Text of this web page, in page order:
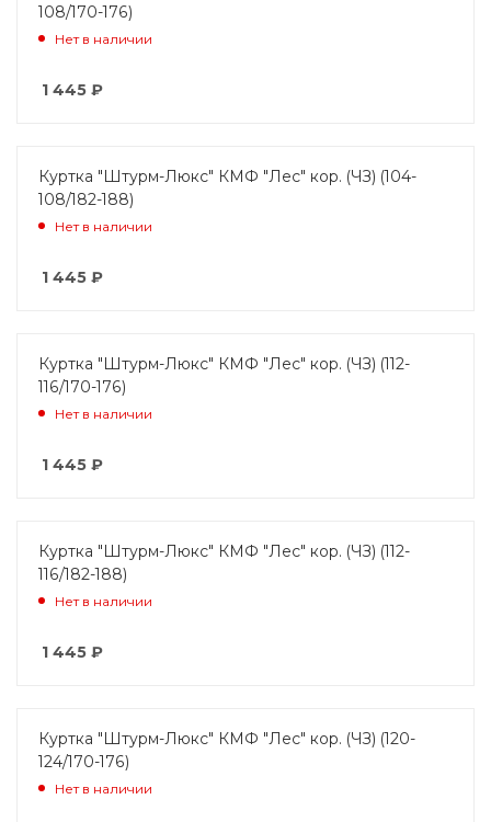
108/170-176)
Нет в наличии
1 445 ₽
Куртка "Штурм-Люкс" КМФ "Лес" кор. (ЧЗ) (104-
108/182-188)
Нет в наличии
1 445 ₽
Куртка "Штурм-Люкс" КМФ "Лес" кор. (ЧЗ) (112-
116/170-176)
Нет в наличии
1 445 ₽
Куртка "Штурм-Люкс" КМФ "Лес" кор. (ЧЗ) (112-
116/182-188)
Нет в наличии
1 445 ₽
Куртка "Штурм-Люкс" КМФ "Лес" кор. (ЧЗ) (120-
124/170-176)
Нет в наличии